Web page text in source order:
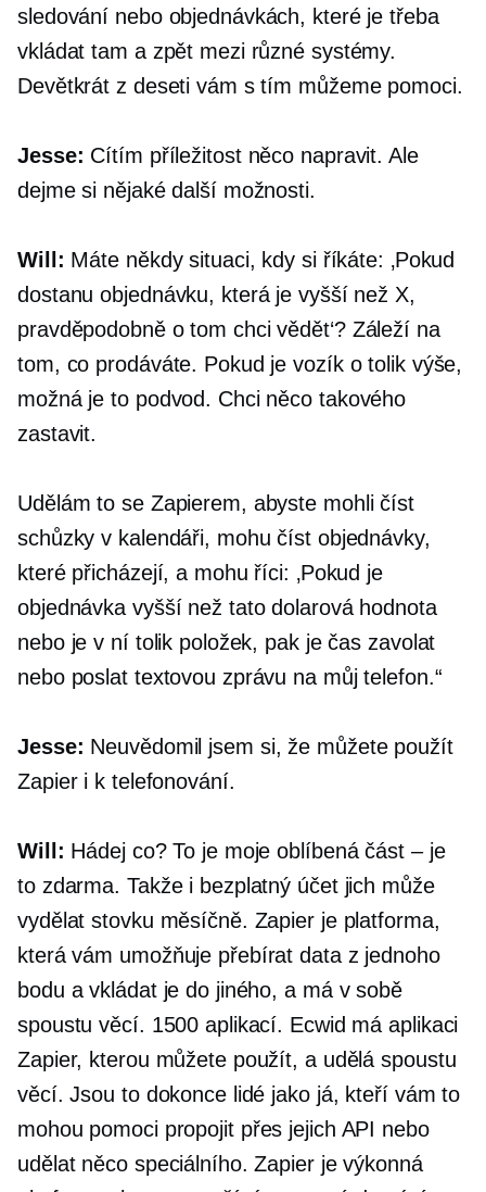
sledování nebo objednávkách, které je třeba
vkládat tam a zpět mezi různé systémy.
Devětkrát z deseti vám s tím můžeme pomoci.
Jesse: Cítím příležitost něco napravit. Ale
dejme si nějaké další možnosti.
Will: Máte někdy situaci, kdy si říkáte: ‚Pokud
dostanu objednávku, která je vyšší než X,
pravděpodobně o tom chci vědět‘? Záleží na
tom, co prodáváte. Pokud je vozík o tolik výše,
možná je to podvod. Chci něco takového
zastavit.
Udělám to se Zapierem, abyste mohli číst
schůzky v kalendáři, mohu číst objednávky,
které přicházejí, a mohu říci: ‚Pokud je
objednávka vyšší než tato dolarová hodnota
nebo je v ní tolik položek, pak je čas zavolat
nebo poslat textovou zprávu na můj telefon.“
Jesse: Neuvědomil jsem si, že můžete použít
Zapier i k telefonování.
Will: Hádej co? To je moje oblíbená část – je
to zdarma. Takže i bezplatný účet jich může
vydělat stovku měsíčně. Zapier je platforma,
která vám umožňuje přebírat data z jednoho
bodu a vkládat je do jiného, ​​a má v sobě
spoustu věcí. 1500 aplikací. Ecwid má aplikaci
Zapier, kterou můžete použít, a udělá spoustu
věcí. Jsou to dokonce lidé jako já, kteří vám to
mohou pomoci propojit přes jejich API nebo
udělat něco speciálního. Zapier je výkonná